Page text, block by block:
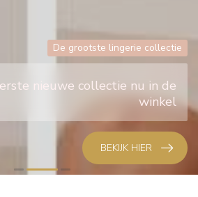
De grootste lingerie collectie
nieuwe collectie nu in de
winkel
BEKIJK HIER